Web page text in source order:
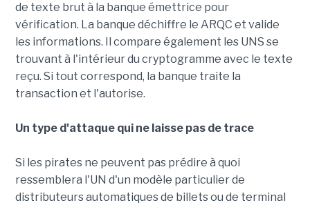
de texte brut à la banque émettrice pour
vérification. La banque déchiffre le ARQC et valide
les informations. Il compare également les UNS se
trouvant à l'intérieur du cryptogramme avec le texte
reçu. Si tout correspond, la banque traite la
transaction et l'autorise.
Un type d'attaque qui ne laisse pas de trace
Si les pirates ne peuvent pas prédire à quoi
ressemblera l'UN d'un modèle particulier de
distributeurs automatiques de billets ou de terminal